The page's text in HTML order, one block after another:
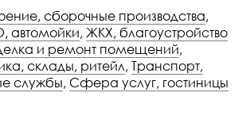
сборочные производства,
автомойки, ЖКХ, благоустройство
и ремонт помещений,
склады, ритейл, Транспорт,
службы, Сфера услуг, гостиницы